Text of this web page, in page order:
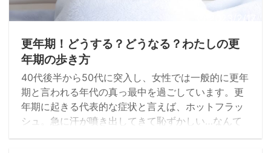
2023/2/17
更年期！どうする？どうなる？わたしの更
年期の歩き方
40代後半から50代に突入し、女性では一般的に更年
期と言われる年代の真っ最中を過ごしています。更
年期に起きる代表的な症状と言えば、ホットフラッ
シュ。急に汗が噴き出してきて恥ずかしい…なんて
ことをよく聞きます。精神面に変調を感じる方も多